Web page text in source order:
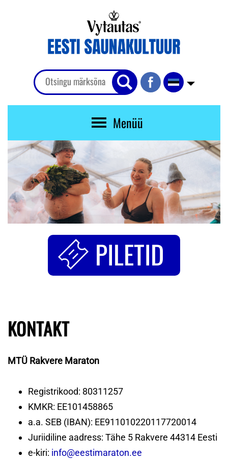
Menüü
PILETID
KONTAKT
MTÜ Rakvere Maraton
Registrikood: 80311257
KMKR: EE101458865
a.a. SEB (IBAN): EE911010220117720014
Juriidiline aadress: Tähe 5 Rakvere 44314 Eesti
e-kiri: info@eestimaraton.ee